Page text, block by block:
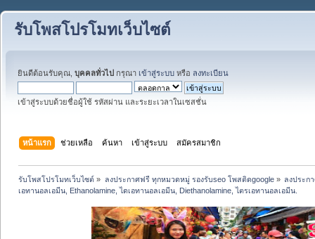
รับโพสโปรโมทเว็บไซต์
ยินดีต้อนรับคุณ, บุคคลทั่วไป กรุณา เข้าสู่ระบบ หรือ ลงทะเบียน
เข้าสู่ระบบด้วยชื่อผู้ใช้ รหัสผ่าน และระยะเวลาในเซสชั่น
หน้าแรก ช่วยเหลือ ค้นหา เข้าสู่ระบบ สมัครสมาชิก
รับโพสโปรโมทเว็บไซต์ » ลงประกาศฟรี ทุกหมวดหมู่ รองรับseo โพสติดgoogle» ลงประก
เอทานอลเอมีน, Ethanolamine, ไดเอทานอลเอมีน, Diethanolamine, ไตรเอทานอลเอมีน.